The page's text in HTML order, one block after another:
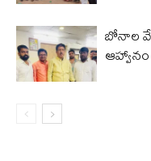
బోనాల
ఆహ్వానం